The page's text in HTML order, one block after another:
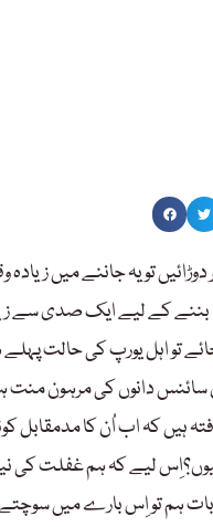
دوڑائیں تو یہ جاننے میں
کے لیے ایک صدی سے
تو اہل یورپ کی حالت
دانوں کی مرہون منت
ہیں کہ اب اُن کا
لیے کہ ہم غفلت
بات ہم تو اِس بارے میں